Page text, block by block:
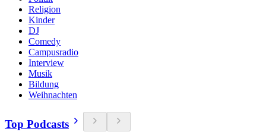
Religion
Kinder
DJ
Comedy
Campusradio
Interview
Musik
Bildung
Weihnachten
Top Podcasts